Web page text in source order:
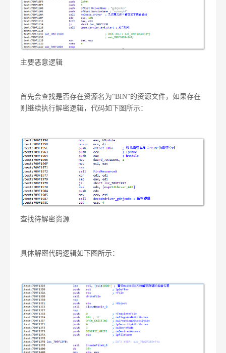
主要恶意逻辑
首先会查找是否存在资源名为“BIN”的资源文件，如果存在
则继续执行解密逻辑，代码如下图所示：
查找待解密资源
具体解密代码逻辑如下图所示：